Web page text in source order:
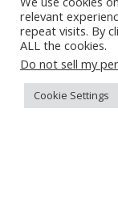
relevant
repeat visits. By
ALL the cookies.
Do not sell my
Cookie Settings